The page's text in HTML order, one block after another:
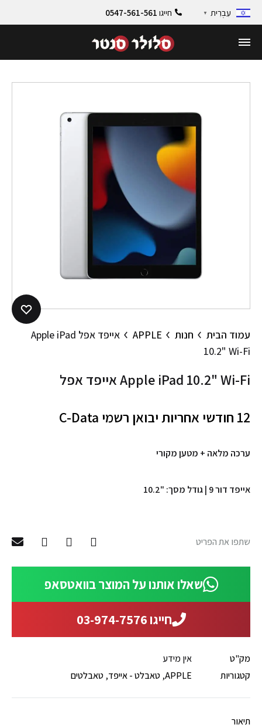
עִבְרִית ▼ חייגו 0547-561-561
עמוד הבית חנות APPLE
אייפד אפל Apple iPad
10.2" Wi-Fi
אייפד אפל Apple iPad 10.2" Wi-Fi
12 חודשי אחריות יבואן רשמי
C-Data
ערכה מלאה + מטען מקורי
אייפד דור 9 | גודל מסך: "10.2
שתפו את הפריט
שאלו אותנו על המוצר בוואטסאפ
חייגו 03-974-7576
מק"ט
אין מידע
קטגוריות
APPLE
,טאבלט - אייפד,טאבלטים
תיאור